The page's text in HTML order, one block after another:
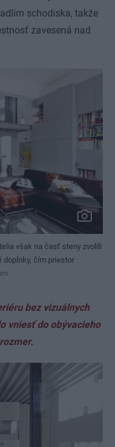
schodiska, takže
zavesená nad
však na časť steny zvolili
doplnky, čím priestor
bez vizuálnych
vniesť do obývacieho